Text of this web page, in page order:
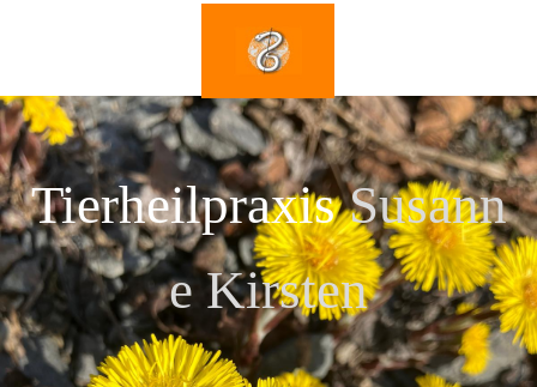
TierheilpraxisSusann
e Kirsten